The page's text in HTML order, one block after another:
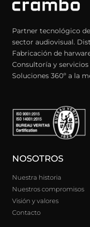
Partner tecnológico
sector audiovisual.
Fabricación de
Consultoría y
Soluciones 360º a la
NOSOTROS
Nuestra historia
Nuestros compromisos
Visión y valores
Contacto